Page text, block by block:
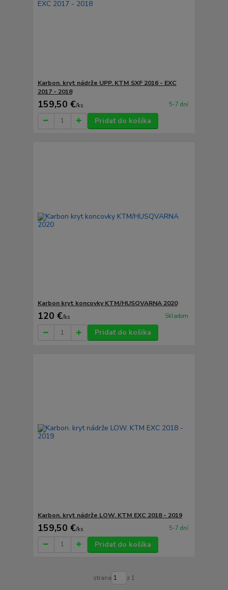
Karbon. kryt nádrže UPP. KTM SXF 2016 - EXC
2017 - 2018
159,50 €/ks 5-7 dní
Pridať do košíka
Karbon kryt koncovky KTM/HUSQVARNA 2020
120 €/ks Skladom
Pridať do košíka
Karbon. kryt nádrže LOW. KTM EXC 2018 - 2019
159,50 €/ks 5-7 dní
Pridať do košíka
strana z 1